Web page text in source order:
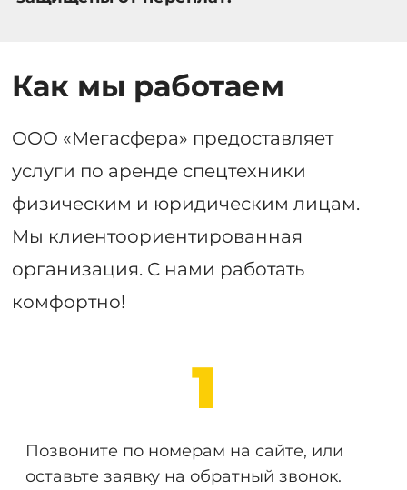
Как мы работаем
ООО «Мегасфера» предоставляет
услуги по аренде спецтехники
физическим и юридическим лицам.
Мы клиентоориентированная
организация. С нами работать
комфортно!
1
Позвоните по номерам на сайте, или
оставьте заявку на обратный звонок.